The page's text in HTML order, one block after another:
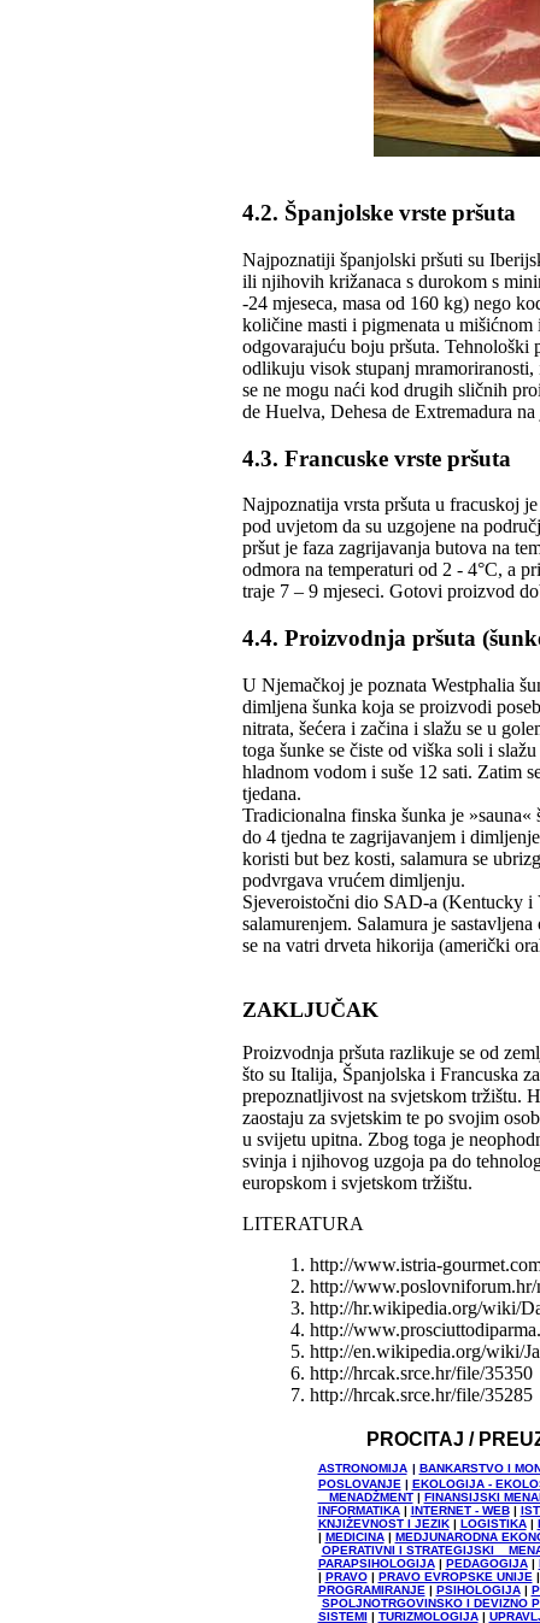
4.2. Španjolske vrste pršuta
Najpoznatiji španjolski pršuti su
ili njihovih križanaca s durokom s
-24 mjeseca, masa od 160 kg) nego
količine masti i pigmenata u
odgovarajuću boju pršuta.
odlikuju visok stupanj
se ne mogu naći kod drugih sličnih
de Huelva, Dehesa de Extremadura
4.3. Francuske vrste pršuta
Najpoznatija vrsta pršuta u fracuskoj
pod uvjetom da su uzgojene na
pršut je faza zagrijavanja butova na
odmora na temperaturi od 2 - 4°C, a
traje 7 – 9 mjeseci. Gotovi proizvod
4.4. Proizvodnja pršuta
U Njemačkoj je poznata Westphalia
dimljena šunka koja se proizvodi
nitrata, šećera i začina i slažu se u
toga šunke se čiste od viška soli i
hladnom vodom i suše 12 sati. Zatim
tjedana.
Tradicionalna finska šunka je
do 4 tjedna te zagrijavanjem i
koristi but bez kosti, salamura se
podvrgava vrućem dimljenju.
Sjeveroistočni dio SAD-a (Kentucky i
salamurenjem. Salamura je
se na vatri drveta hikorija (američki
ZAKLJUČAK
Proizvodnja pršuta razlikuje se od
što su Italija, Španjolska i Francuska
prepoznatljivost na svjetskom tržištu.
zaostaju za svjetskim te po svojim
u svijetu upitna. Zbog toga je
svinja i njihovog uzgoja pa do
europskom i svjetskom tržištu.
LITERATURA
1. http://www.istria-
2. http://www.poslovniforum.hr/
3. http://hr.wikipedia.org/wiki/
4. http://
5. http://en.wikipedia.org/wiki/
6. http://hrcak.srce.hr/file/35350
7. http://hrcak.srce.hr/file/35285
PROCITAJ /
ASTRONOMIJA | BANKARSTVO I
POSLOVANJE | EKOLOGIJA -
MENADŽMENT | FINANSIJSKI
INFORMATIKA| INTERNET - WEB|
KNJIŽEVNOST I JEZIK| LOGISTIKA|
| MEDICINA| MEDJUNARODNA
OPERATIVNI I STRATEGIJSKI
PARAPSIHOLOGIJA| PEDAGOGIJA|
| PRAVO| PRAVO EVROPSKE UNIJE
PROGRAMIRANJE | PSIHOLOGIJA|
SPOLJNOTRGOVINSKO I DEVIZNO
SISTEMI| TURIZMOLOGIJA|